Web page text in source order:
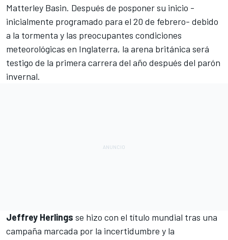
Matterley Basin. Después de posponer su inicio -
inicialmente programado para el 20 de febrero- debido
a la tormenta y las preocupantes condiciones
meteorológicas en Inglaterra, la arena británica será
testigo de la primera carrera del año después del parón
invernal.
Jeffrey Herlings se hizo con el título mundial tras una
campaña marcada por la incertidumbre y la